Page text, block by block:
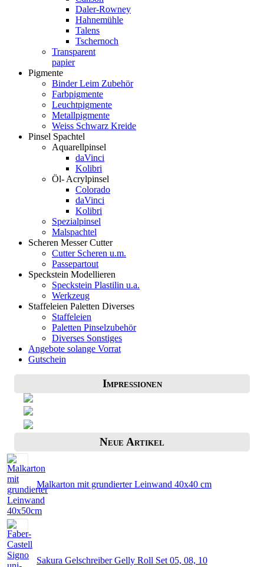
Daler-Rowney
Hahnemühle
Talens
Tschernoch
Transparent
papier
Pigmente
Binder Leim Zubehör
Farbpigmente
Leuchtpigmente
Metallpigmente
Weiss Schwarz Kreide
Pinsel Spachtel
Aquarellpinsel
daVinci
Kolibri
Öl- Acrylpinsel
Colorado
daVinci
Kolibri
Spezialpinsel
Malspachtel
Scheren Messer Cutter
Cutter Scheren u.m.
Passepartout
Speckstein Modellieren
Speckstein Plastilin u.a.
Werkzeug
Staffeleien Paletten Diverses
Staffeleien
Paletten Pinselzubehör
Diverses Sonstiges
Angebote solange Vorrat
Gutschein
Impressionen
Neue Artikel
Malkarton mit grundierter Leinwand 40x40 cm
Sakura Gelschreiber Gelly Roll Set 05, 08, 10